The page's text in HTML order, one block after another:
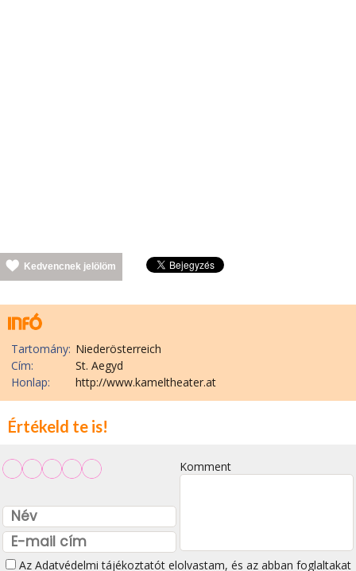
Kedvencnek jelölöm
Tartomány: Niederösterreich
Cím:
St. Aegyd
Honlap:
http://www.kameltheater.at
Értékeld te is!
Komment
Az Adatvédelmi tájékoztatótelolvastam, és az abban foglaltakat